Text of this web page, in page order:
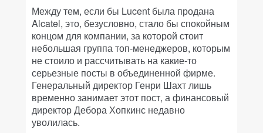
Между тем, если бы Lucent была продана
Alcatel, это, безусловно, стало бы спокойным
концом для компании, за которой стоит
небольшая группа топ-менеджеров, которым
не стоило и рассчитывать на какие-то
серьезные посты в объединенной фирме.
Генеральный директор Генри Шахт лишь
временно занимает этот пост, а финансовый
директор Дебора Хопкинс недавно
уволилась.